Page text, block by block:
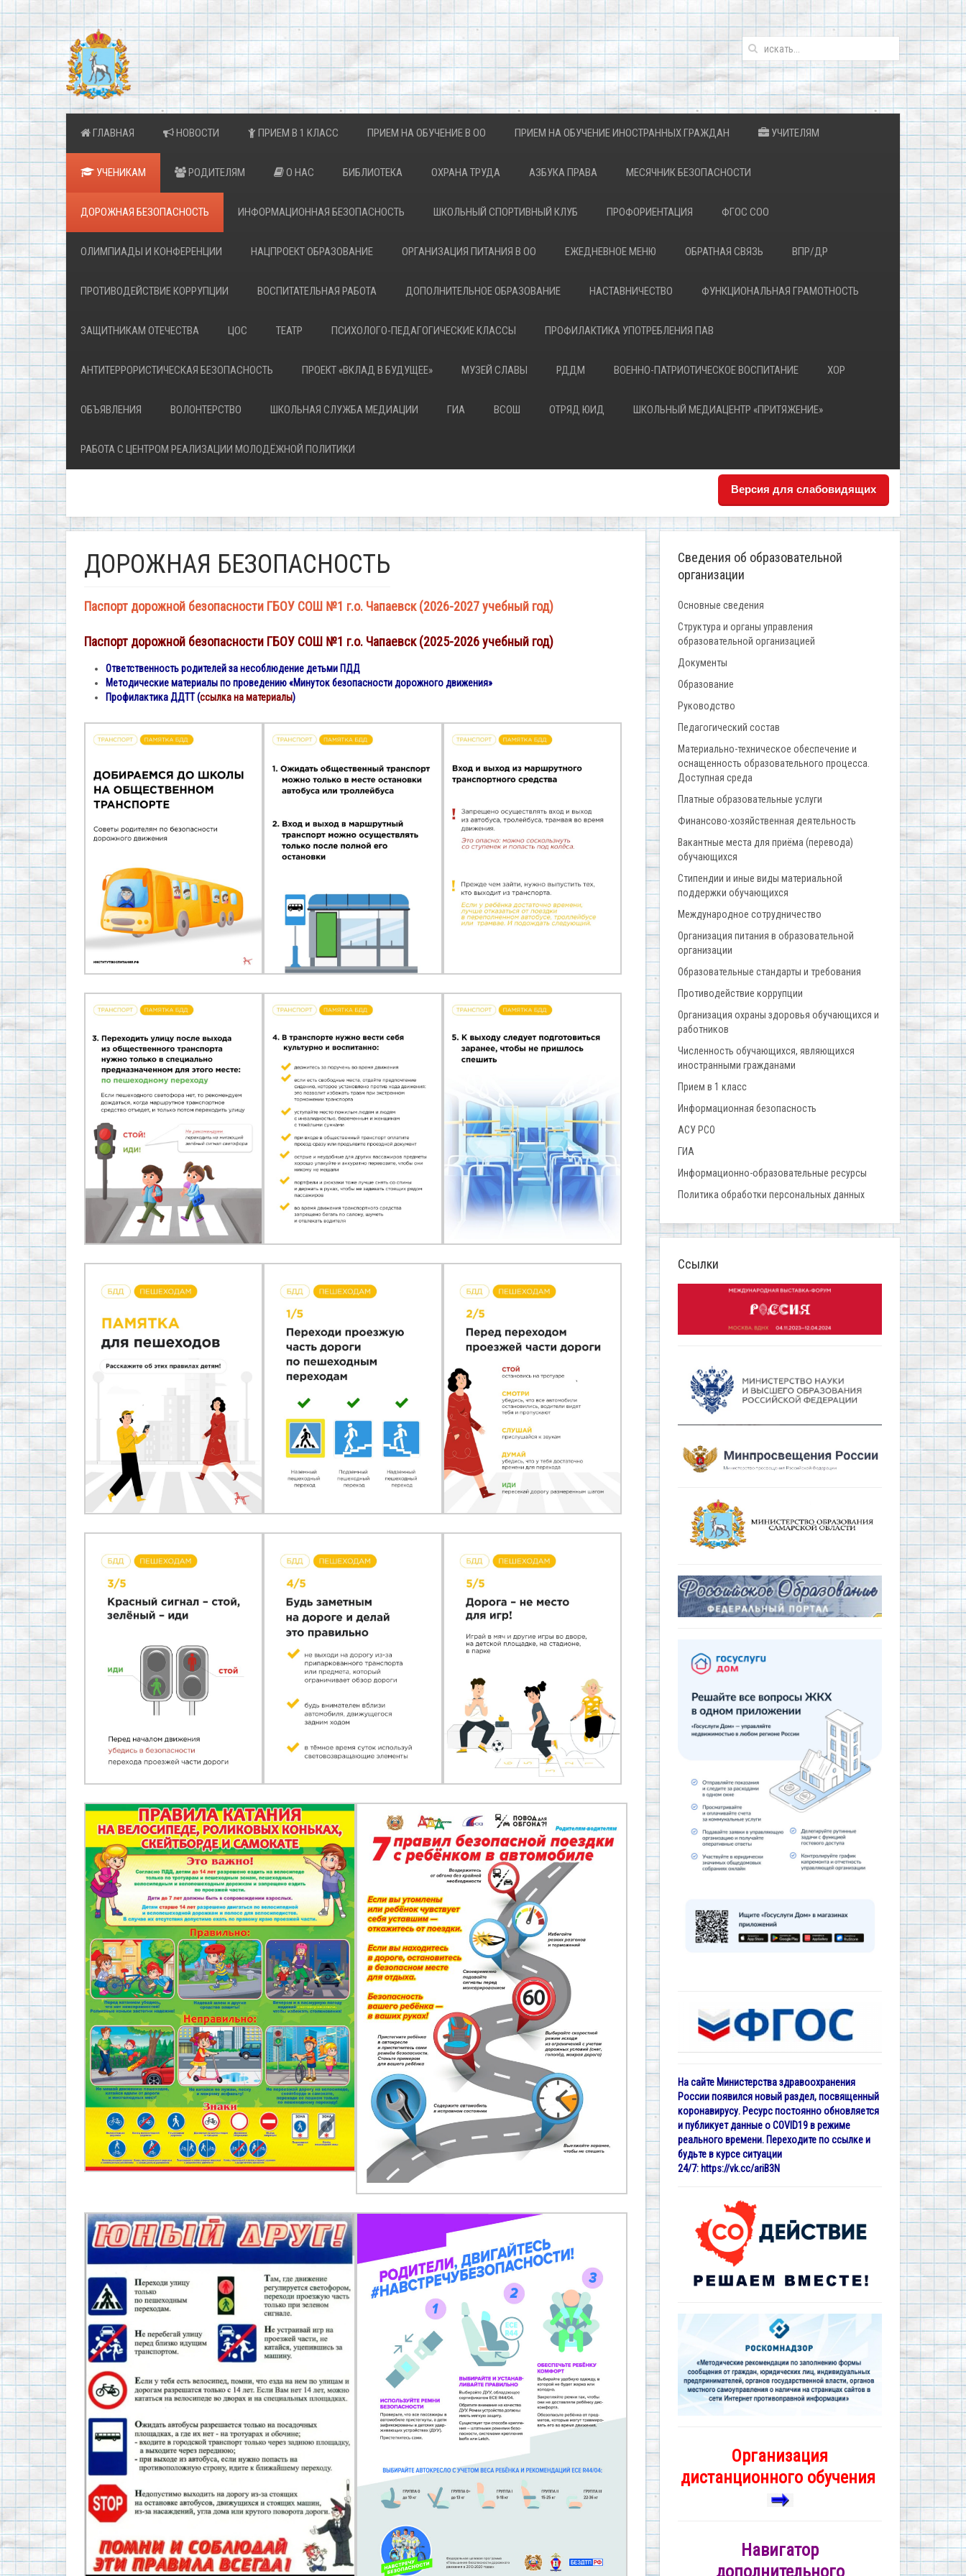
ГЛАВНАЯ НОВОСТИ ПРИЕМ В 1 КЛАСС ПРИЕМ НА ОБУЧЕНИЕ В ОО ПРИЕМ НА ОБУЧЕНИЕ ИНОСТРАННЫХ ГРАЖДАН УЧИТЕЛЯМ
УЧЕНИКАМ РОДИТЕЛЯМ О НАС БИБЛИОТЕКА ОХРАНА ТРУДА АЗБУКА ПРАВА МЕСЯЧНИК БЕЗОПАСНОСТИ
ДОРОЖНАЯ БЕЗОПАСНОСТЬ ИНФОРМАЦИОННАЯ БЕЗОПАСНОСТЬ ШКОЛЬНЫЙ СПОРТИВНЫЙ КЛУБ ПРОФОРИЕНТАЦИЯ ФГОС СОО
ОЛИМПИАДЫ И КОНФЕРЕНЦИИ НАЦПРОЕКТ ОБРАЗОВАНИЕ ОРГАНИЗАЦИЯ ПИТАНИЯ В ОО ЕЖЕДНЕВНОЕ МЕНЮ ОБРАТНАЯ СВЯЗЬ ВПР/ДР
ПРОТИВОДЕЙСТВИЕ КОРРУПЦИИ ВОСПИТАТЕЛЬНАЯ РАБОТА ДОПОЛНИТЕЛЬНОЕ ОБРАЗОВАНИЕ НАСТАВНИЧЕСТВО ФУНКЦИОНАЛЬНАЯ ГРАМОТНОСТЬ
ЗАЩИТНИКАМ ОТЕЧЕСТВА ЦОС ТЕАТР ПСИХОЛОГО-ПЕДАГОГИЧЕСКИЕ КЛАССЫ ПРОФИЛАКТИКА УПОТРЕБЛЕНИЯ ПАВ
АНТИТЕРРОРИСТИЧЕСКАЯ БЕЗОПАСНОСТЬ ПРОЕКТ «ВКЛАД В БУДУЩЕЕ» МУЗЕЙ СЛАВЫ РДДМ ВОЕННО-ПАТРИОТИЧЕСКОЕ ВОСПИТАНИЕ ХОР
ОБЪЯВЛЕНИЯ ВОЛОНТЕРСТВО ШКОЛЬНАЯ СЛУЖБА МЕДИАЦИИ ГИА ВСОШ ОТРЯД ЮИД ШКОЛЬНЫЙ МЕДИАЦЕНТР «ПРИТЯЖЕНИЕ»
РАБОТА С ЦЕНТРОМ РЕАЛИЗАЦИИ МОЛОДЁЖНОЙ ПОЛИТИКИ
Версия для слабовидящих
ДОРОЖНАЯ БЕЗОПАСНОСТЬ
Паспорт дорожной безопасности ГБОУ СОШ №1 г.о. Чапаевск (2026-2027 учебный год)
Паспорт дорожной безопасности ГБОУ СОШ №1 г.о. Чапаевск (2025-2026 учебный год)
Ответственность родителей за несоблюдение детьми ПДД
Методические материалы по проведению «Минуток безопасности дорожного движения»
Профилактика ДДТТ (ссылка на материалы)
Сведения об образовательной
организации
Основные сведения
Структура и органы управления
образовательной организацией
Документы
Образование
Руководство
Педагогический состав
Материально-техническое обеспечение и
оснащенность образовательного процесса.
Доступная среда
Платные образовательные услуги
Финансово-хозяйственная деятельность
Вакантные места для приёма (перевода)
обучающихся
Стипендии и иные виды материальной
поддержки обучающихся
Международное сотрудничество
Организация питания в образовательной
организации
Образовательные стандарты и требования
Противодействие коррупции
Организация охраны здоровья обучающихся и
работников
Численность обучающихся, являющихся
иностранными гражданами
Прием в 1 класс
Информационная безопасность
АСУ РСО
ГИА
Информационно-образовательные ресурсы
Политика обработки персональных данных
Ссылки
На сайте Министерства здравоохранения
России появился новый раздел, посвященный
коронавирусу. Ресурс постоянно обновляется
и публикует данные о COVID19 в режиме
реального времени. Переходите по ссылке и
будьте в курсе ситуации
24/7: https://vk.cc/ariB3N
Организация
дистанционного обучения
Навигатор
дополнительного